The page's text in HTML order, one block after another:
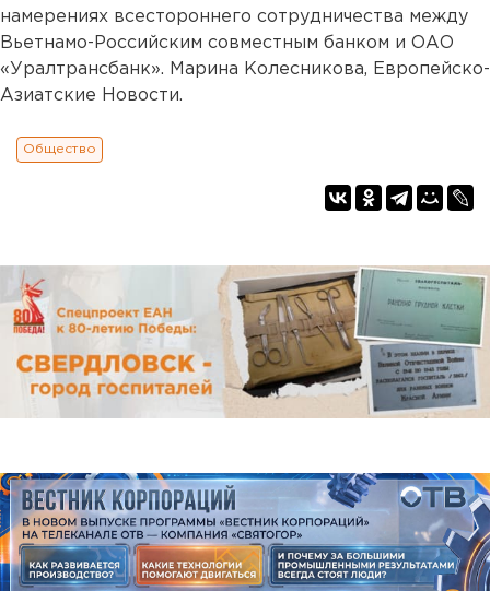
намерениях всестороннего сотрудничества между
Вьетнамо-Российским совместным банком и ОАО
«Уралтрансбанк». Марина Колесникова, Европейско-
Азиатские Новости.
Общество